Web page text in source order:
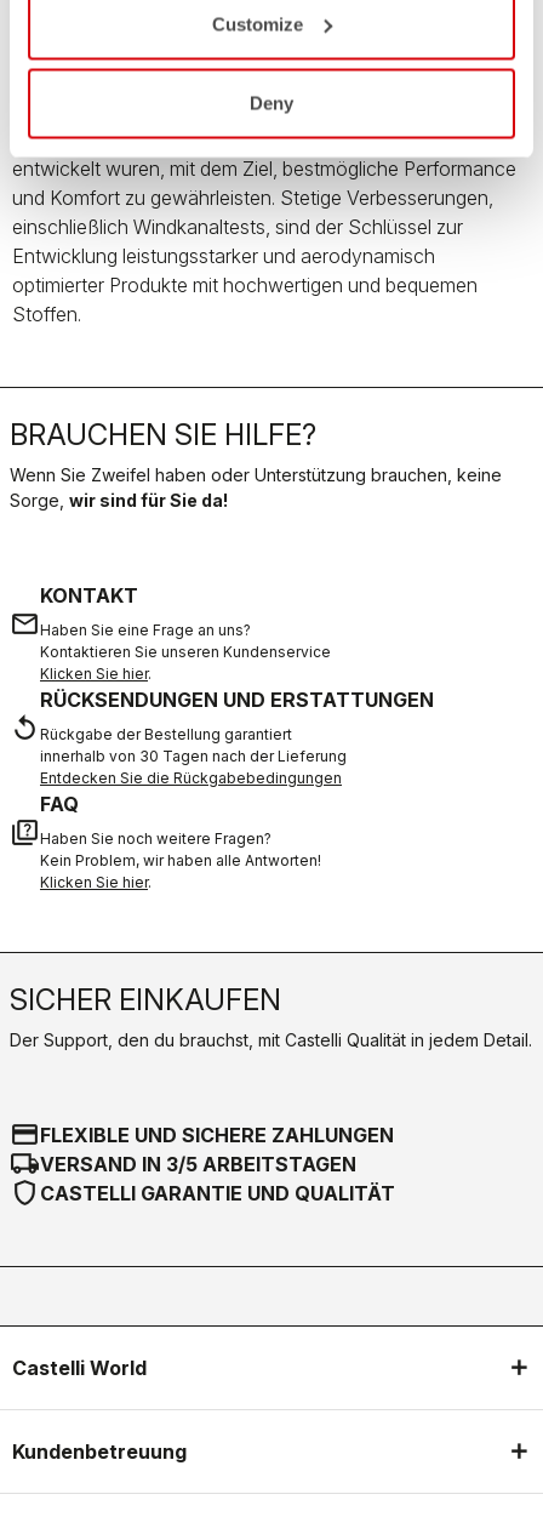
Customize
Deny
Triathlon Rennanzüge für Männer
Leistungen, die alle Erwartungen übertreffen. Modelle, die
speziell für die Anforderungen unterschiedlicher Distanzen
entwickelt wuren, mit dem Ziel, bestmögliche Performance
und Komfort zu gewährleisten. Stetige Verbesserungen,
einschließlich Windkanaltests, sind der Schlüssel zur
Entwicklung leistungsstarker und aerodynamisch
optimierter Produkte mit hochwertigen und bequemen
Stoffen.
BRAUCHEN SIE HILFE?
Wenn Sie Zweifel haben oder Unterstützung brauchen, keine
Sorge, wir sind für Sie da!
email
KONTAKT
Haben Sie eine Frage an uns?
Kontaktieren Sie unseren Kundenservice
Klicken Sie hier.
replay
RÜCKSENDUNGEN UND ERSTATTUNGEN
Rückgabe der Bestellung garantiert
innerhalb von 30 Tagen nach der Lieferung
Entdecken Sie die Rückgabebedingungen
quiz
FAQ
Haben Sie noch weitere Fragen?
Kein Problem, wir haben alle Antworten!
Klicken Sie hier.
SICHER EINKAUFEN
Der Support, den du brauchst, mit Castelli Qualität in jedem Detail.
credit_cardFLEXIBLE UND SICHERE ZAHLUNGEN
local_shippingVERSAND IN 3/5 ARBEITSTAGEN
shield CASTELLI GARANTIE UND QUALITÄT
Castelli World
Kundenbetreuung